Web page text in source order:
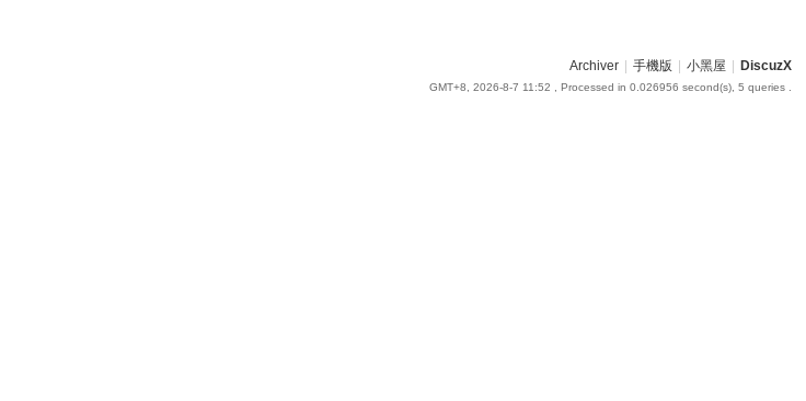
Archiver 手機版 小黑屋 DiscuzX
GMT+8, 2026-8-7 11:52 , Processed in 0.026956 second(s), 5 queries .